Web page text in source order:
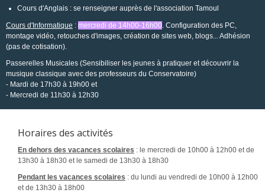
Cours d'Anglais : se renseigner auprès de l'association Tamoul
Cours d'Informatique : mercredi de 14h00-16h00 . Configuration des PC,
montage vidéo, retouches d'images, création de sites web, blogs... Adhésion
(pas de cotisation).
Passerelles Musicales (Sensibiliser les jeunes à pratiquer et découvrir la
musique classique avec des professeurs du Conservatoire)
- Mardi de 17h30 à 19h00 et
- Mercredi de 11h30 à 12h30
Horaires des activités
En dehors des vacances scolaires : le mercredi de 10h00 à 12h00 et de
13h30 à 18h30 et le samedi de 13h30 à 18h30
Pendant les vacances scolaires : du lundi au vendredi de 10h00 à 12h00
et de 13h30 à 18h00